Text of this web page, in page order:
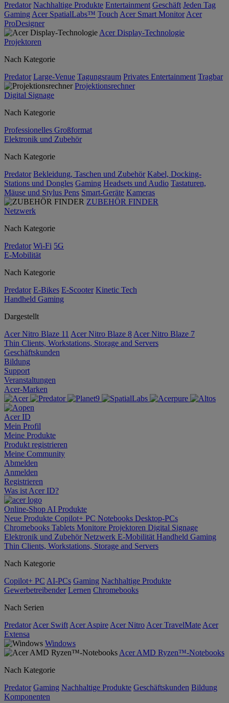
Predator Nachhaltige Produkte Entertainment Geschäft Jeden Tag
Gaming Acer SpatialLabs™ Touch Acer Smart Monitor Acer
ProDesigner
Acer Display-Technologie
Projektoren
Nach Kategorie
Predator Large-Venue Tagungsraum Privates Entertainment Tragbar
Projektionsrechner
Digital Signage
Nach Kategorie
Professionelles Großformat
Elektronik und Zubehör
Nach Kategorie
Predator Bekleidung, Taschen und Zubehör Kabel, Docking-
Stations und Dongles Gaming Headsets und Audio Tastaturen,
Mäuse und Stylus Pens Smart-Geräte Kameras
ZUBEHÖR FINDER
Netzwerk
Nach Kategorie
Predator Wi-Fi 5G
E-Mobilität
Nach Kategorie
Predator E-Bikes E-Scooter Kinetic Tech
Handheld Gaming
Dargestellt
Acer Nitro Blaze 11 Acer Nitro Blaze 8 Acer Nitro Blaze 7
Thin Clients, Workstations, Storage and Servers
Geschäftskunden
Bildung
Support
Veranstaltungen
Acer-Marken
Acer ID
Mein Profil
Meine Produkte
Produkt registrieren
Meine Community
Abmelden
Anmelden
Registrieren
Was ist Acer ID?
Online-Shop AI Produkte
Neue Produkte Copilot+ PC Notebooks Desktop-PCs
Chromebooks Tablets Monitore Projektoren Digital Signage
Elektronik und ZubehörNetzwerk E-Mobilität Handheld Gaming
Thin Clients, Workstations, Storage and Servers
Nach Kategorie
Copilot+ PC AI-PCs Gaming Nachhaltige Produkte
Gewerbetreibender Lernen Chromebooks
Nach Serien
Predator Acer Swift Acer Aspire Acer Nitro Acer TravelMate Acer
Extensa
Windows
Acer AMD Ryzen™-Notebooks
Nach Kategorie
Predator Gaming Nachhaltige Produkte Geschäftskunden Bildung
Komponenten